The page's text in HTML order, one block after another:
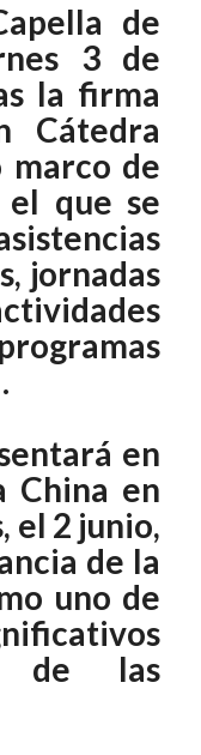
de
3 de
la firma
Cátedra
marco de
que se
jornadas
en
China en
el 2 junio,
de la
uno de
de las